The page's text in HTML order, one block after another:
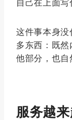
自己在上面写
这件事本身
多东西：既
他部分，也自
服务越